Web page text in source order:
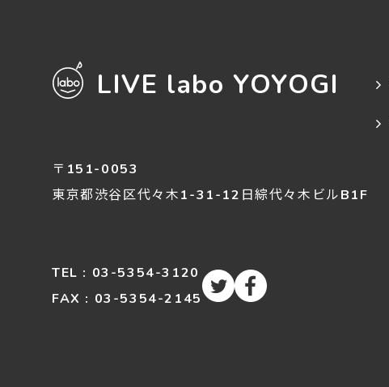
LIVE labo YOYOGI
〒151-0053
東京都渋谷区代々木1-31-12 日綜代々木ビルB1F
TEL : 03-5354-3120
FAX : 03-5354-2145